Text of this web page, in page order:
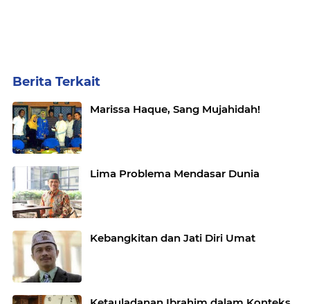
Berita Terkait
Marissa Haque, Sang Mujahidah!
Lima Problema Mendasar Dunia
Kebangkitan dan Jati Diri Umat